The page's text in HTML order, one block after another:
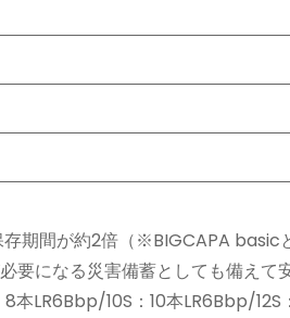
期間が約2倍（※BIGCAPA basic
要になる災害備蓄としても備えて
LR6Bbp/10S：10本LR6Bbp/12S